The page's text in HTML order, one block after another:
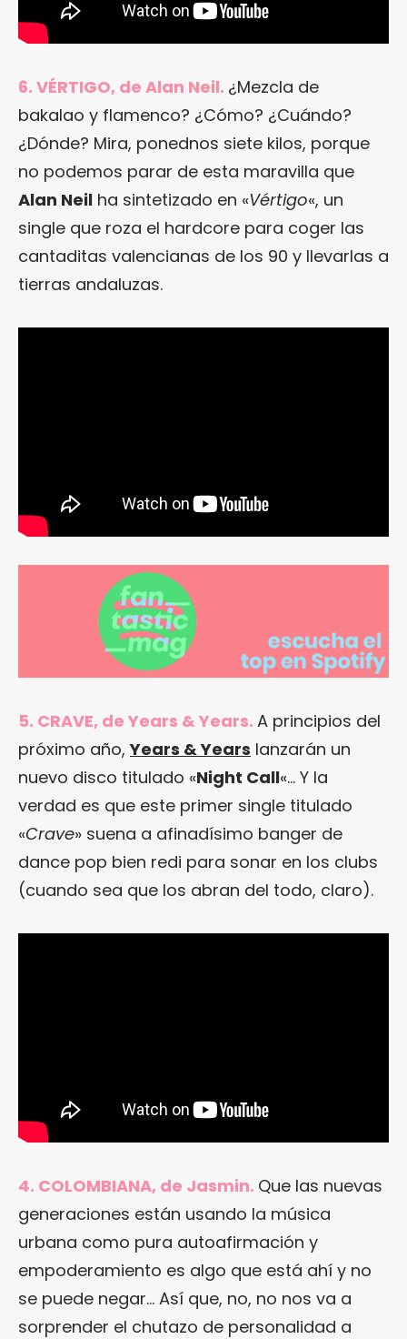
6. VÉRTIGO, de Alan Neil. ¿Mezcla de
bakalao y flamenco? ¿Cómo? ¿Cuándo?
¿Dónde? Mira, ponednos siete kilos, porque
no podemos parar de esta maravilla que
Alan Neil ha sintetizado en «Vértigo«, un
single que roza el hardcore para coger las
cantaditas valencianas de los 90 y llevarlas a
tierras andaluzas.
5. CRAVE, de Years & Years. A principios del
próximo año,Years & Years lanzarán un
nuevo disco titulado «Night Call«… Y la
verdad es que este primer single titulado
«Crave» suena a afinadísimo banger de
dance pop bien redi para sonar en los clubs
(cuando sea que los abran del todo, claro).
4. COLOMBIANA, de Jasmin. Que las nuevas
generaciones están usando la música
urbana como pura autoafirmación y
empoderamiento es algo que está ahí y no
se puede negar… Así que, no, no nos va a
sorprender el chutazo de personalidad a